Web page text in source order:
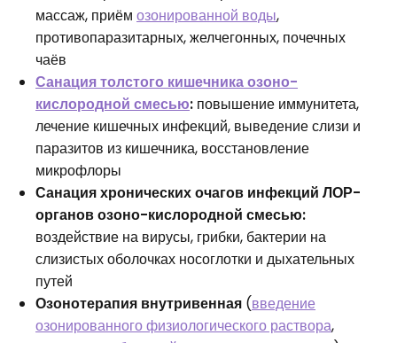
массаж, приём озонированной воды,
противопаразитарных, желчегонных, почечных
чаёв
Санация толстого кишечника озоно-
кислородной смесью: повышение иммунитета,
лечение кишечных инфекций, выведение слизи и
паразитов из кишечника, восстановление
микрофлоры
Санация хронических очагов инфекций ЛОР-
органов озоно-кислородной смесью:
воздействие на вирусы, грибки, бактерии на
слизистых оболочках носоглотки и дыхательных
путей
Озонотерапия внутривенная (введение
озонированного физиологического раствора,